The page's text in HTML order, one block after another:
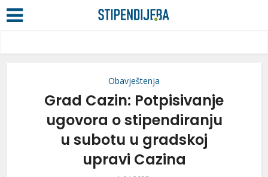
Obavještenja
Grad Cazin: Potpisivanje
ugovora o stipendiranju
u subotu u gradskoj
upravi Cazina